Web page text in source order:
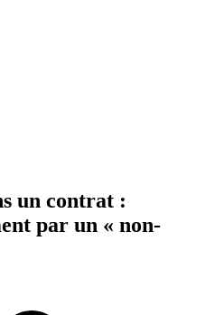
un contrat :
par un « non-